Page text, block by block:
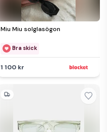
Miu Miu solglasögon
Bra skick
1 100 kr